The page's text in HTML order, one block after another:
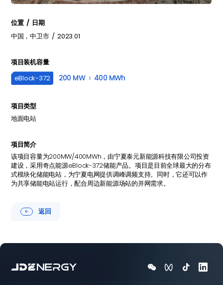
 返回
位置 / 日期
中国，中卫市 / 2023.01
项目装机容量
eBlock-372 200 MW 400 MWh
项目类型
地面电站
项目简介
该项目容量为200MW/400MWh，由宁夏泰元新能源科技有限公司投资
建设，采用奇点能源eBlock-372储能产品。项目是目前全球最大的分布
式模块化储能电站，为宁夏电网提供调峰调频支持。同时，它还可以作
为共享储能电站运行，配合周边新能源场站的并网需求。
   